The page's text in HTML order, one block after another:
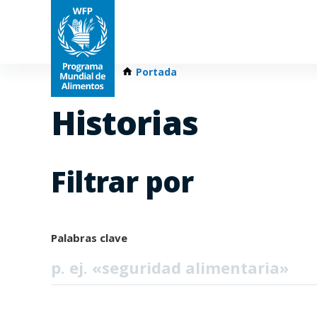
Portada
Historias
Filtrar por
Palabras clave